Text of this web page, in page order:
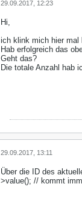
29.09.2017, 12:23
Hi,
ich klink mich hier mal
Hab erfolgreich das
Geht das?
Die totale Anzahl hab
29.09.2017, 13:11
Über die ID des
>value(); // kommt